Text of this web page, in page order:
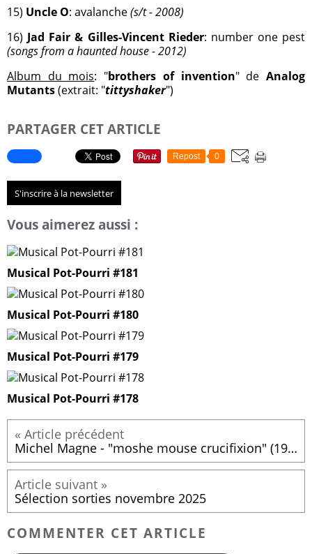
15) Uncle O: avalanche(s/t - 2008)
16) Jad Fair & Gilles-Vincent Rieder: number one pest
(songs from a haunted house - 2012)
Album du mois: "brothers of invention" deAnalog
Mutants(extrait: "tittyshaker")
PARTAGER CET ARTICLE
Repost 0
S'inscrire à la newsletter
Vous aimerez aussi :
Musical Pot-Pourri #181
Musical Pot-Pourri #180
Musical Pot-Pourri #179
Musical Pot-Pourri #178
Michel Magne - "moshe mouse crucifixion" (1975)
Sélection sorties novembre 2025
COMMENTER CET ARTICLE